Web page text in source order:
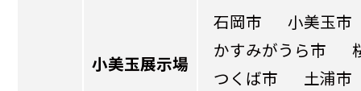
小美玉展示場
石岡市
小美玉市
かすみがうら市
つくば市
土浦市